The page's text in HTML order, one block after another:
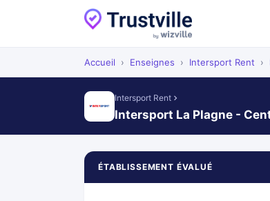
Accueil › Enseignes › Intersport Rent ›
Intersport Rent
Intersport La Plagne -
ÉTABLISSEMENT ÉVALUÉ